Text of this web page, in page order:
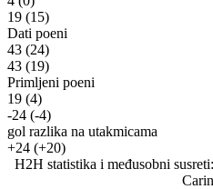
19 (15)
Dati poeni
43 (24)
43 (19)
Primljeni poeni
19 (4)
-24 (-4)
gol razlika na utakmicama
+24 (+20)
H2H statistika i međusobni